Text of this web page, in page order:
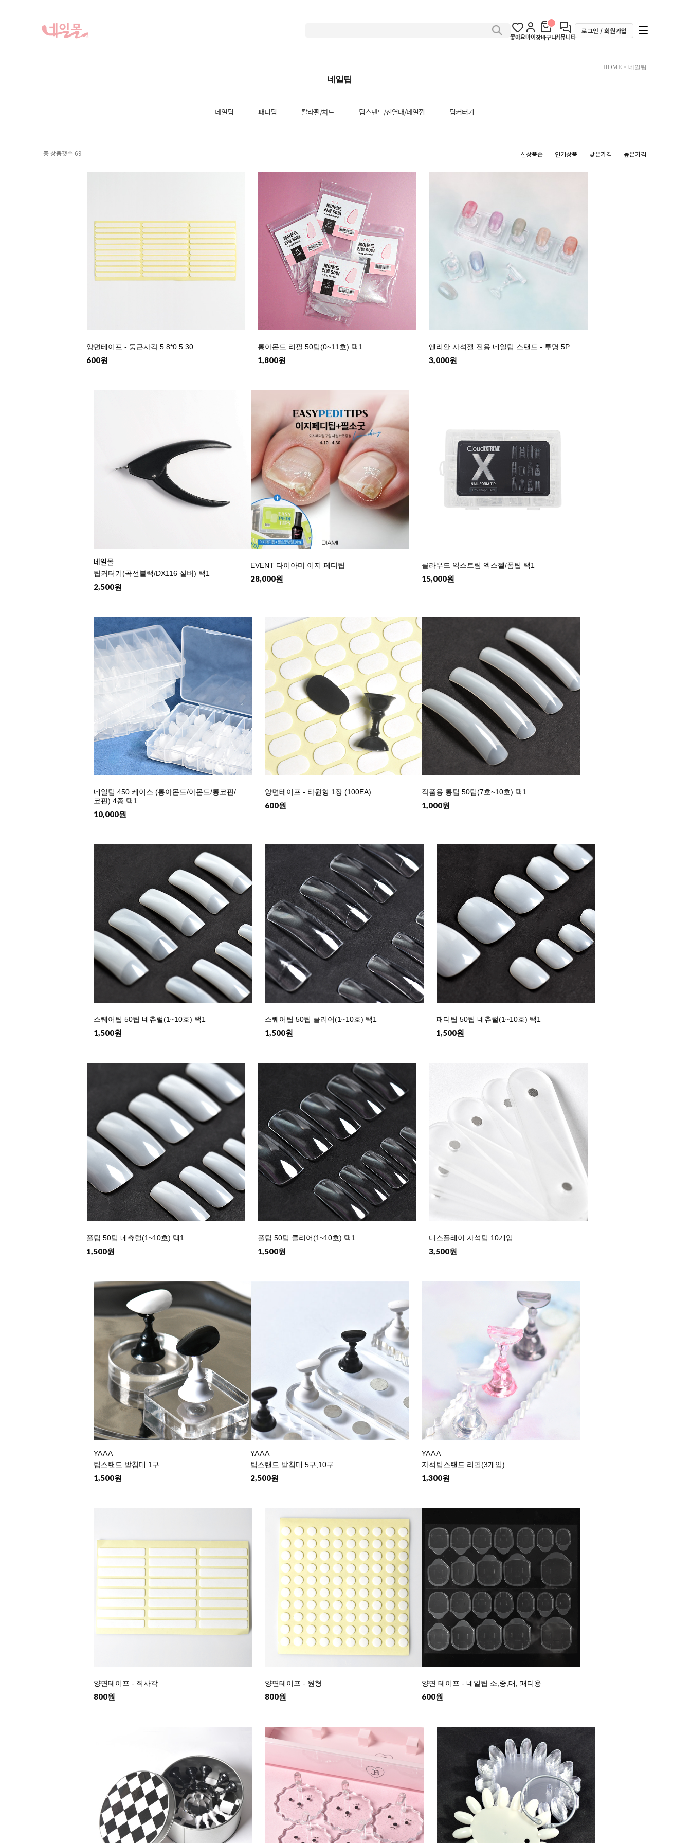
좋아요마이장바구니커뮤니티
로그인 / 회원가입
HOME> 네일팁
네일팁
네일팁 패디팁 칼라휠/차트 팁스탠드/진열대/네일껌 팁커터기
총 상품갯수 69 신상품순 인기상품 낮은가격 높은가격
양면테이프 - 둥근사각 5.8*0.5 30
600원
롱아몬드 리필 50팁(0~11호) 택1
1,800원
엔리안 자석젤 전용 네일팁 스탠드 - 투명 5P
3,000원
네일몰
팁커터기(곡선블랙/DX116 실버) 택1
2,500원
EVENT 다이아미 이지 페디팁
28,000원
클라우드 익스트림 엑스젤/폼팁 택1
15,000원
네일팁 450 케이스 (롱아몬드/아몬드/롱코핀/
코핀) 4종 택1
10,000원
양면테이프 - 타원형 1장 (100EA)
600원
작품용 롱팁 50팁(7호~10호) 택1
1,000원
스퀘어팁 50팁 네츄럴(1~10호) 택1
1,500원
스퀘어팁 50팁 클리어(1~10호) 택1
1,500원
패디팁 50팁 네츄럴(1~10호) 택1
1,500원
풀팁 50팁 네츄럴(1~10호) 택1
1,500원
풀팁 50팁 클리어(1~10호) 택1
1,500원
디스플레이 자석팁 10개입
3,500원
YAAA
팁스탠드 받침대 1구
1,500원
YAAA
팁스탠드 받침대 5구,10구
2,500원
YAAA
자석팁스탠드 리필(3개입)
1,300원
양면테이프 - 직사각
800원
양면테이프 - 원형
800원
양면 테이프 - 네일팁 소,중,대, 패디용
600원